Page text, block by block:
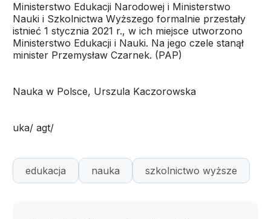
Ministerstwo Edukacji Narodowej i Ministerstwo
Nauki i Szkolnictwa Wyższego formalnie przestały
istnieć 1 stycznia 2021 r., w ich miejsce utworzono
Ministerstwo Edukacji i Nauki. Na jego czele stanął
minister Przemysław Czarnek. (PAP)
Nauka w Polsce, Urszula Kaczorowska
uka/ agt/
edukacja nauka szkolnictwo wyższe